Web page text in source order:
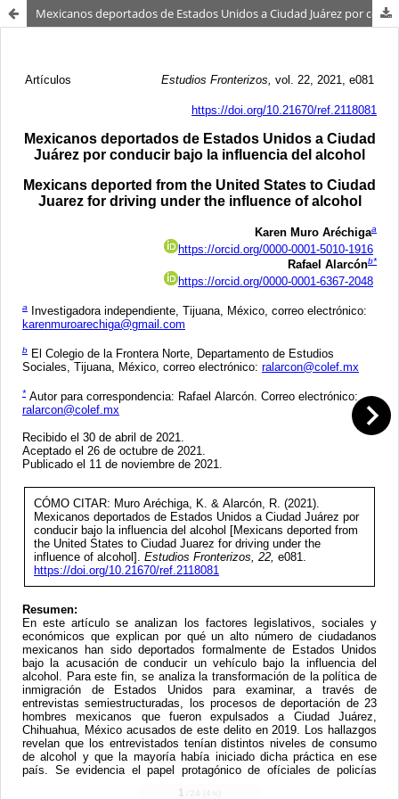
Mexicanos deportados de Estados Unidos a Ciudad Juárez por conducir bajo la influencia del alcohol